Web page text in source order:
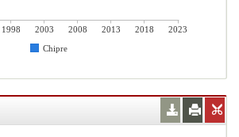
1998 2003 2008 2013 2018
2023
Chipre